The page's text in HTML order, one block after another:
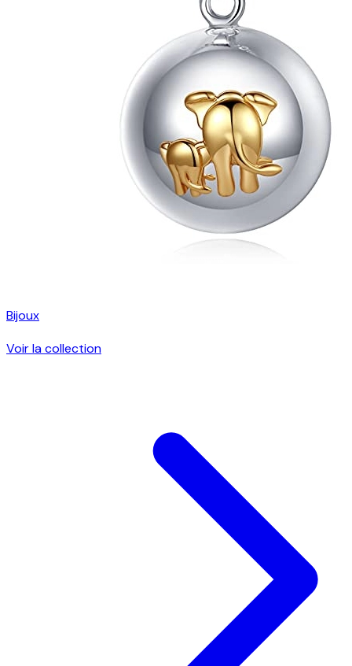
Bijoux
Voir la collection